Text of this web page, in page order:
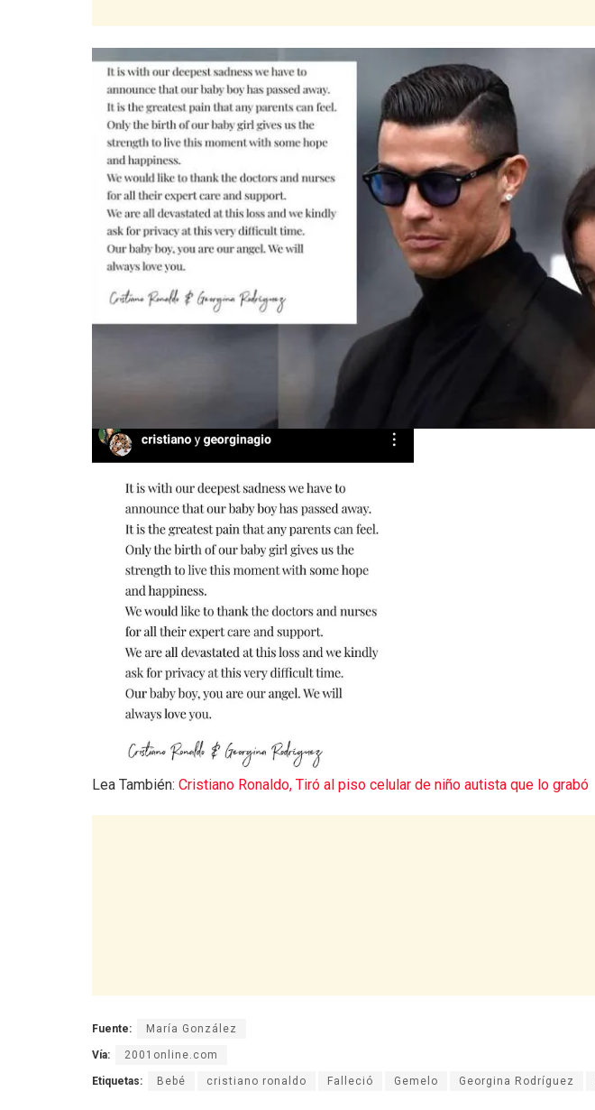
Lea También: Cristiano Ronaldo, Tiró al piso celular de niño autista que lo grabó
Fuente: María González
Vía: 2001online.com
Etiquetas: Bebé cristiano ronaldo Falleció Gemelo Georgina Rodríguez